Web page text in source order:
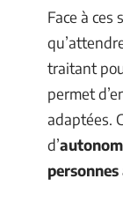
Face à
traitant
permet
adaptées.
d’
personnes